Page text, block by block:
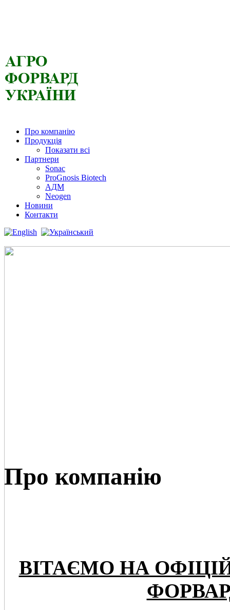
Про компанію
Продукція
Показати всі
Партнери
Sonac
ProGnosis Biotech
АДМ
Neogen
Новини
Контакти
Про компанію
ВІТАЄМО НА